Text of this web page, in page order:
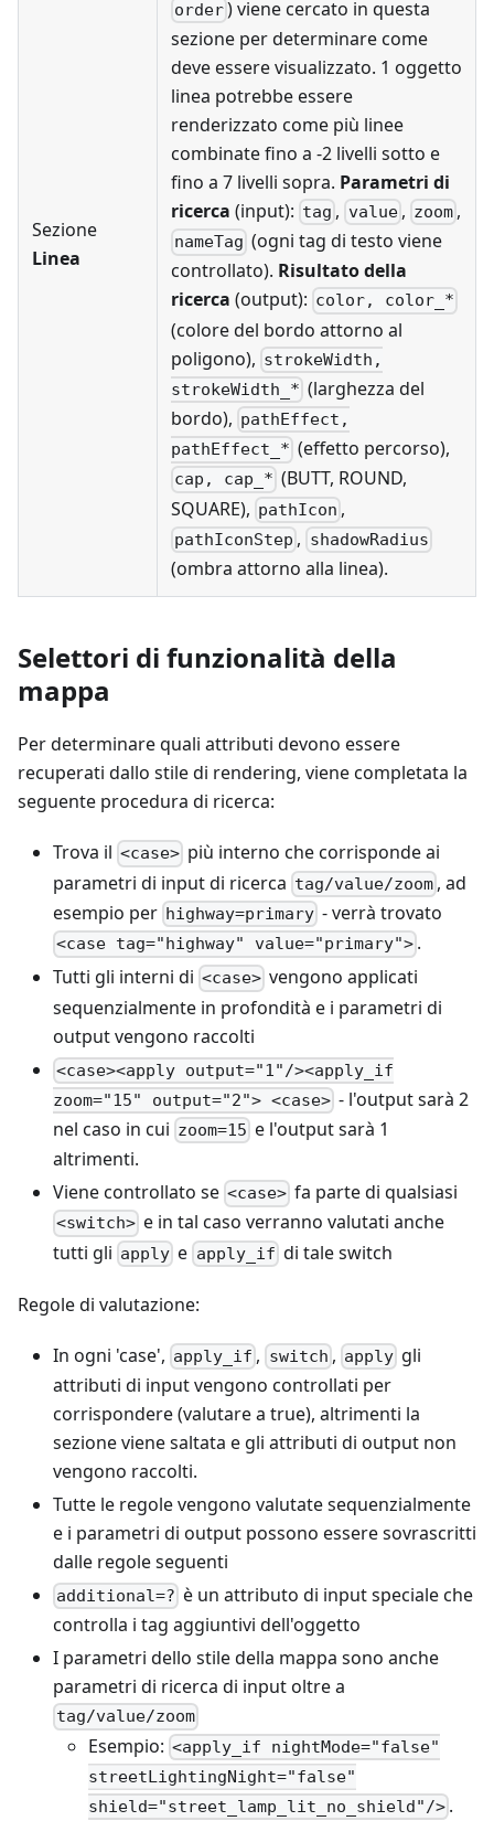
Sezione
Linea
order) viene cercato in questa
sezione per determinare come
deve essere visualizzato. 1 oggetto
linea potrebbe essere
renderizzato come più linee
combinate fino a -2 livelli sotto e
fino a 7 livelli sopra. Parametri di
ricerca (input): tag , value , zoom ,
nameTag (ogni tag di testo viene
controllato). Risultato della
ricerca (output): color, color_*
(colore del bordo attorno al
poligono), strokeWidth,
strokeWidth_* (larghezza del
bordo), pathEffect,
pathEffect_* (effetto percorso),
cap, cap_* (BUTT, ROUND,
SQUARE), pathIcon ,
pathIconStep , shadowRadius
(ombra attorno alla linea).
Selettori di funzionalità della
mappa
Per determinare quali attributi devono essere
recuperati dallo stile di rendering, viene completata la
seguente procedura di ricerca:
Trova il <case> più interno che corrisponde ai
parametri di input di ricerca tag/value/zoom , ad
esempio per highway=primary - verrà trovato
<case tag="highway" value="primary"> .
Tutti gli interni di <case> vengono applicati
sequenzialmente in profondità e i parametri di
output vengono raccolti
<case><apply output="1"/><apply_if
zoom="15" output="2"> <case> - l'output sarà 2
nel caso in cui zoom=15 e l'output sarà 1
altrimenti.
Viene controllato se <case> fa parte di qualsiasi
<switch> e in tal caso verranno valutati anche
tutti gli apply e apply_if di tale switch
Regole di valutazione:
In ogni 'case', apply_if , switch , apply gli
attributi di input vengono controllati per
corrispondere (valutare a true), altrimenti la
sezione viene saltata e gli attributi di output non
vengono raccolti.
Tutte le regole vengono valutate sequenzialmente
e i parametri di output possono essere sovrascritti
dalle regole seguenti
additional=? è un attributo di input speciale che
controlla i tag aggiuntivi dell'oggetto
I parametri dello stile della mappa sono anche
parametri di ricerca di input oltre a
tag/value/zoom
Esempio: <apply_if nightMode="false"
streetLightingNight="false"
shield="street_lamp_lit_no_shield"/> .